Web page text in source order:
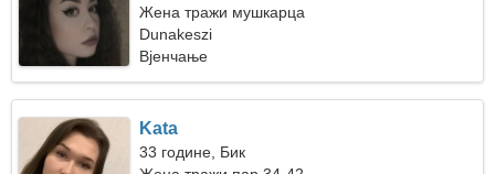
Жена тражи мушкарца
Dunakeszi
Вјенчање
Kata
33 године, Бик